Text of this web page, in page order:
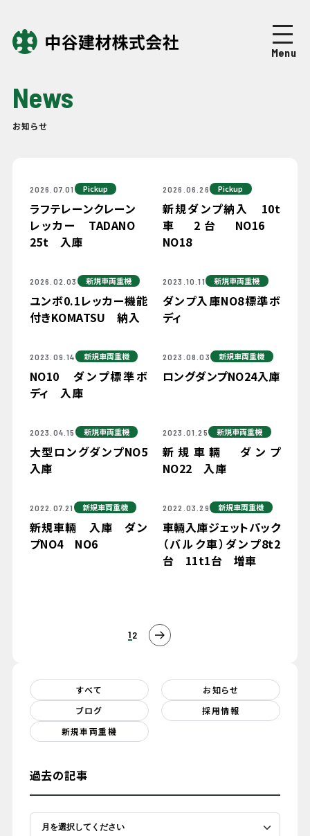
Menu
Business
Company 企業情報
News ニュース
Recruit
079-447-4112
お問い合わせ
News
お知らせ
すべて
お知らせ
ブログ
採用情報
新規車両重機
過去の記事
Pickup
2026.07.01
ラフテレーンクレーン
レッカー TADANO
25t 入庫
Pickup
2026.06.26
新規ダンプ納入 10t
車 2台 NO16
NO18
新規車両重機
2026.02.03
ユンボ0.1レッカー機能
付きKOMATSU 納入
新規車両重機
2023.10.11
ダンプ入庫NO8標準ボ
ディ
新規車両重機
2023.09.14
NO10 ダンプ標準ボ
ディ 入庫
新規車両重機
2023.08.03
ロングダンプNO24入庫
新規車両重機
2023.04.15
大型ロングダンプNO5
入庫
新規車両重機
2023.01.25
新規車輛 ダンプ
NO22 入庫
新規車両重機
2022.07.21
新規車輛 入庫 ダン
プNO4 NO6
新規車両重機
2022.03.29
車輛入庫ジェットパック
（バルク車）ダンプ8t2
台 11t1台 増車
12